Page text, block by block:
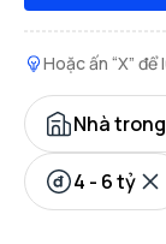
Hoặc ấn “X”
Nhà
4 - 6 tỷ